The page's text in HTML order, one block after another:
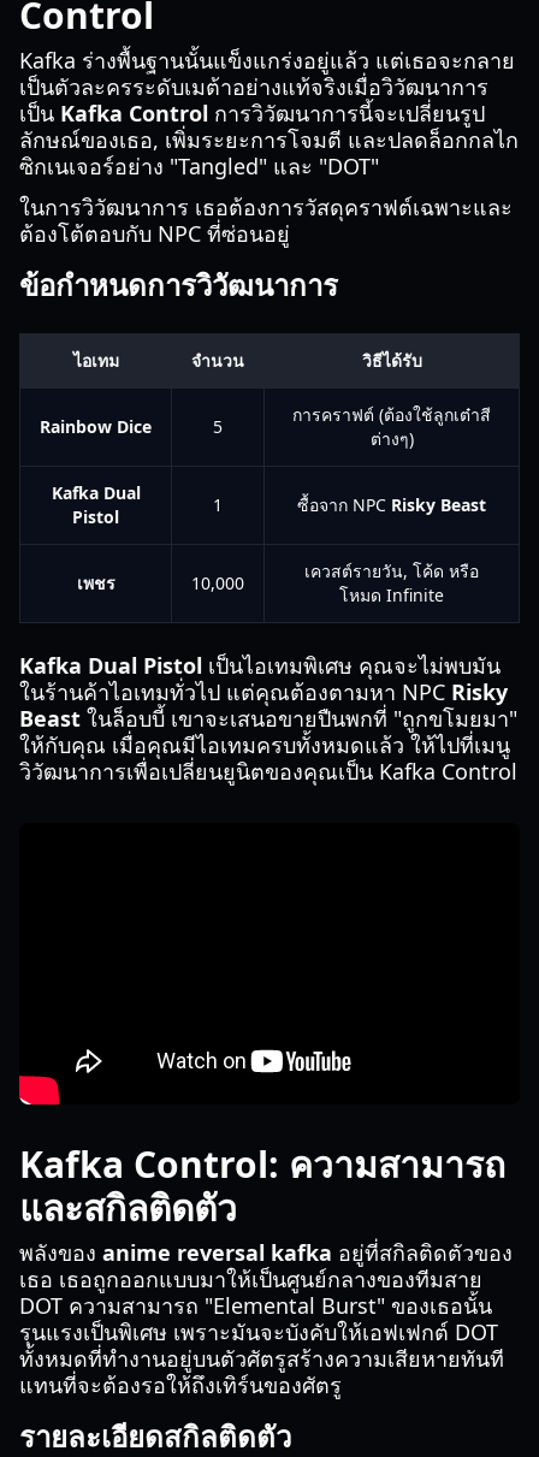
Control
Kafka ร่างพื้นฐานนั้นแข็งแกร่งอยู่แล้ว แต่เธอจะกลาย
เป็นตัวละครระดับเมต้าอย่างแท้จริงเมื่อวิวัฒนาการ
เป็น Kafka Control การวิวัฒนาการนี้จะเปลี่ยนรูป
ลักษณ์ของเธอ, เพิ่มระยะการโจมตี และปลดล็อกกลไก
ซิกเนเจอร์อย่าง "Tangled" และ "DOT"
ในการวิวัฒนาการ เธอต้องการวัสดุคราฟต์เฉพาะและ
ต้องโต้ตอบกับ NPC ที่ซ่อนอยู่
ข้อกำหนดการวิวัฒนาการ
ไอเทม จำนวน วิธีได้รับ
Rainbow Dice 5
การคราฟต์ (ต้องใช้ลูกเต๋าสี
ต่างๆ)
Kafka Dual
Pistol
1 ซื้อจาก NPC Risky Beast
เพชร 10,000
เควสต์รายวัน, โค้ด หรือ
โหมด Infinite
Kafka Dual Pistol เป็นไอเทมพิเศษ คุณจะไม่พบมัน
ในร้านค้าไอเทมทั่วไป แต่คุณต้องตามหา NPC Risky
Beast ในล็อบบี้ เขาจะเสนอขายปืนพกที่ "ถูกขโมยมา"
ให้กับคุณ เมื่อคุณมีไอเทมครบทั้งหมดแล้ว ให้ไปที่เมนู
วิวัฒนาการเพื่อเปลี่ยนยูนิตของคุณเป็น Kafka Control
Kafka Control: ความสามารถ
และสกิลติดตัว
พลังของ anime reversal kafka อยู่ที่สกิลติดตัวของ
เธอ เธอถูกออกแบบมาให้เป็นศูนย์กลางของทีมสาย
DOT ความสามารถ "Elemental Burst" ของเธอนั้น
รุนแรงเป็นพิเศษ เพราะมันจะบังคับให้เอฟเฟกต์ DOT
ทั้งหมดที่ทำงานอยู่บนตัวศัตรูสร้างความเสียหายทันที
แทนที่จะต้องรอให้ถึงเทิร์นของศัตรู
รายละเอียดสกิลติดตัว